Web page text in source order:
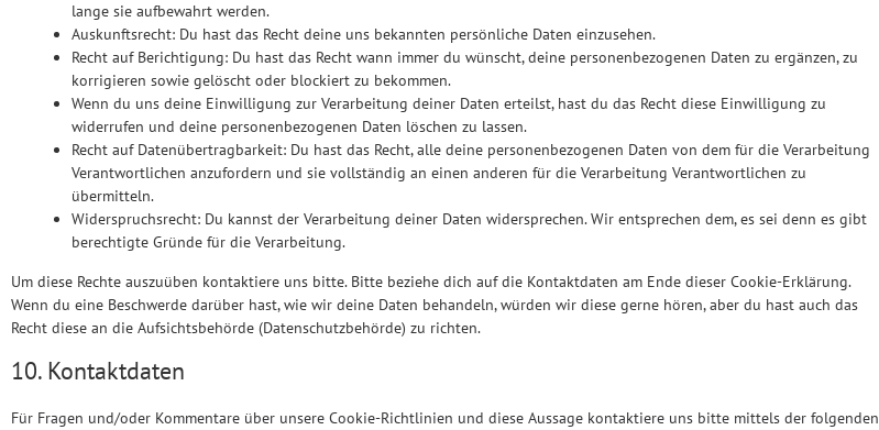
lange sie aufbewahrt werden.
Auskunftsrecht: Du hast das Recht deine uns bekannten persönliche Daten einzusehen.
Recht auf Berichtigung: Du hast das Recht wann immer du wünscht, deine personenbezogenen Daten zu ergänzen, zu
korrigieren sowie gelöscht oder blockiert zu bekommen.
Wenn du uns deine Einwilligung zur Verarbeitung deiner Daten erteilst, hast du das Recht diese Einwilligung zu
widerrufen und deine personenbezogenen Daten löschen zu lassen.
Recht auf Datenübertragbarkeit: Du hast das Recht, alle deine personenbezogenen Daten von dem für die Verarbeitung
Verantwortlichen anzufordern und sie vollständig an einen anderen für die Verarbeitung Verantwortlichen zu
übermitteln.
Widerspruchsrecht: Du kannst der Verarbeitung deiner Daten widersprechen. Wir entsprechen dem, es sei denn es gibt
berechtigte Gründe für die Verarbeitung.
Um diese Rechte auszuüben kontaktiere uns bitte. Bitte beziehe dich auf die Kontaktdaten am Ende dieser Cookie-Erklärung.
Wenn du eine Beschwerde darüber hast, wie wir deine Daten behandeln, würden wir diese gerne hören, aber du hast auch das
Recht diese an die Aufsichtsbehörde (Datenschutzbehörde) zu richten.
10. Kontaktdaten
Für Fragen und/oder Kommentare über unsere Cookie-Richtlinien und diese Aussage kontaktiere uns bitte mittels der folgenden